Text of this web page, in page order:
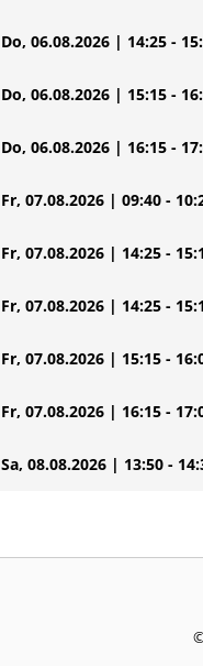
Do, 06.08.2026 | 14:25 -
Do, 06.08.2026 | 15:15 -
Do, 06.08.2026 | 16:15 -
Fr, 07.08.2026 | 09:40 -
Fr, 07.08.2026 | 14:25 -
Fr, 07.08.2026 | 14:25 -
Fr, 07.08.2026 | 15:15 -
Fr, 07.08.2026 | 16:15 -
Sa, 08.08.2026 | 13:50 -